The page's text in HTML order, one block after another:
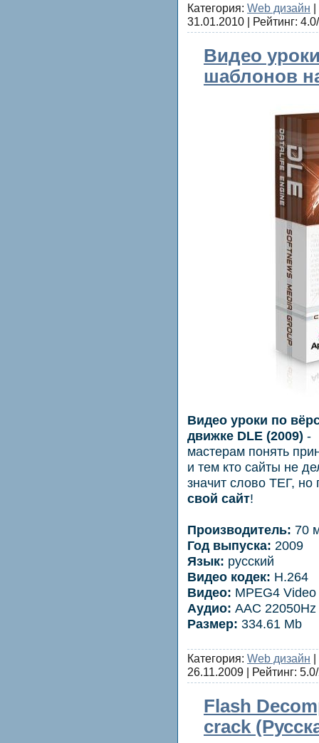
Категория: Web дизайн |
31.01.2010 | Рейтинг:
Видео
шаблонов
Видео уроки по
движке DLE (2009) -
мастерам понять
и тем кто сайты не
значит слово ТЕГ,
свой сайт!
Производитель: 70
Год выпуска: 2009
Язык: русский
Видео кодек: H.264
Видео: MPEG4
Аудио: AAC
Размер: 334.61 Mb
Категория: Web дизайн |
26.11.2009 | Рейтинг:
Flash
crack